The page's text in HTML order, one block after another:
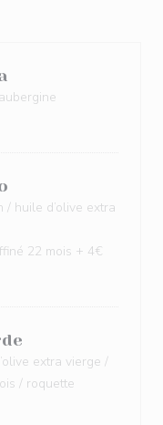
/ huile d’olive extra
22 mois + 4€
extra vierge /
/ roquette